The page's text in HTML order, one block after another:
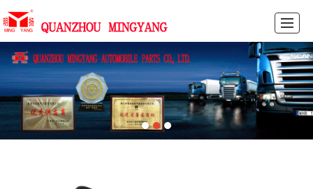
HOME PRODUCTS NEWS PICTURES ABOUT US FEEDBACK CONTACT US CN